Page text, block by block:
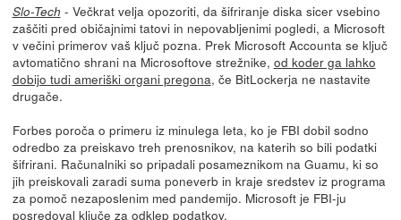
Slo-Tech - Večkrat velja opozoriti, da šifriranje diska sicer vsebino
zaščiti pred običajnimi tatovi in nepovabljenimi pogledi, a Microsoft
v večini primerov vaš ključ pozna. Prek Microsoft Accounta se ključ
avtomatično shrani na Microsoftove strežnike, od koder ga lahko
dobijo tudi ameriški organi pregona, če BitLockerja ne nastavite
drugače.
Forbes poroča o primeru iz minulega leta, ko je FBI dobil sodno
odredbo za preiskavo treh prenosnikov, na katerih so bili podatki
šifrirani. Računalniki so pripadali posameznikom na Guamu, ki so
jih preiskovali zaradi suma poneverb in kraje sredstev iz programa
za pomoč nezaposlenim med pandemijo. Microsoft je FBI-ju
posredoval ključe za odklep podatkov.